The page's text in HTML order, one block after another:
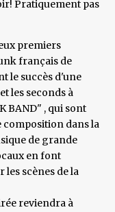
Pratiquement pas
premiers
français de
le succès d'une
les seconds à
BAND" , qui sont
composition dans la
de grande
en font
scènes de la
reviendra à